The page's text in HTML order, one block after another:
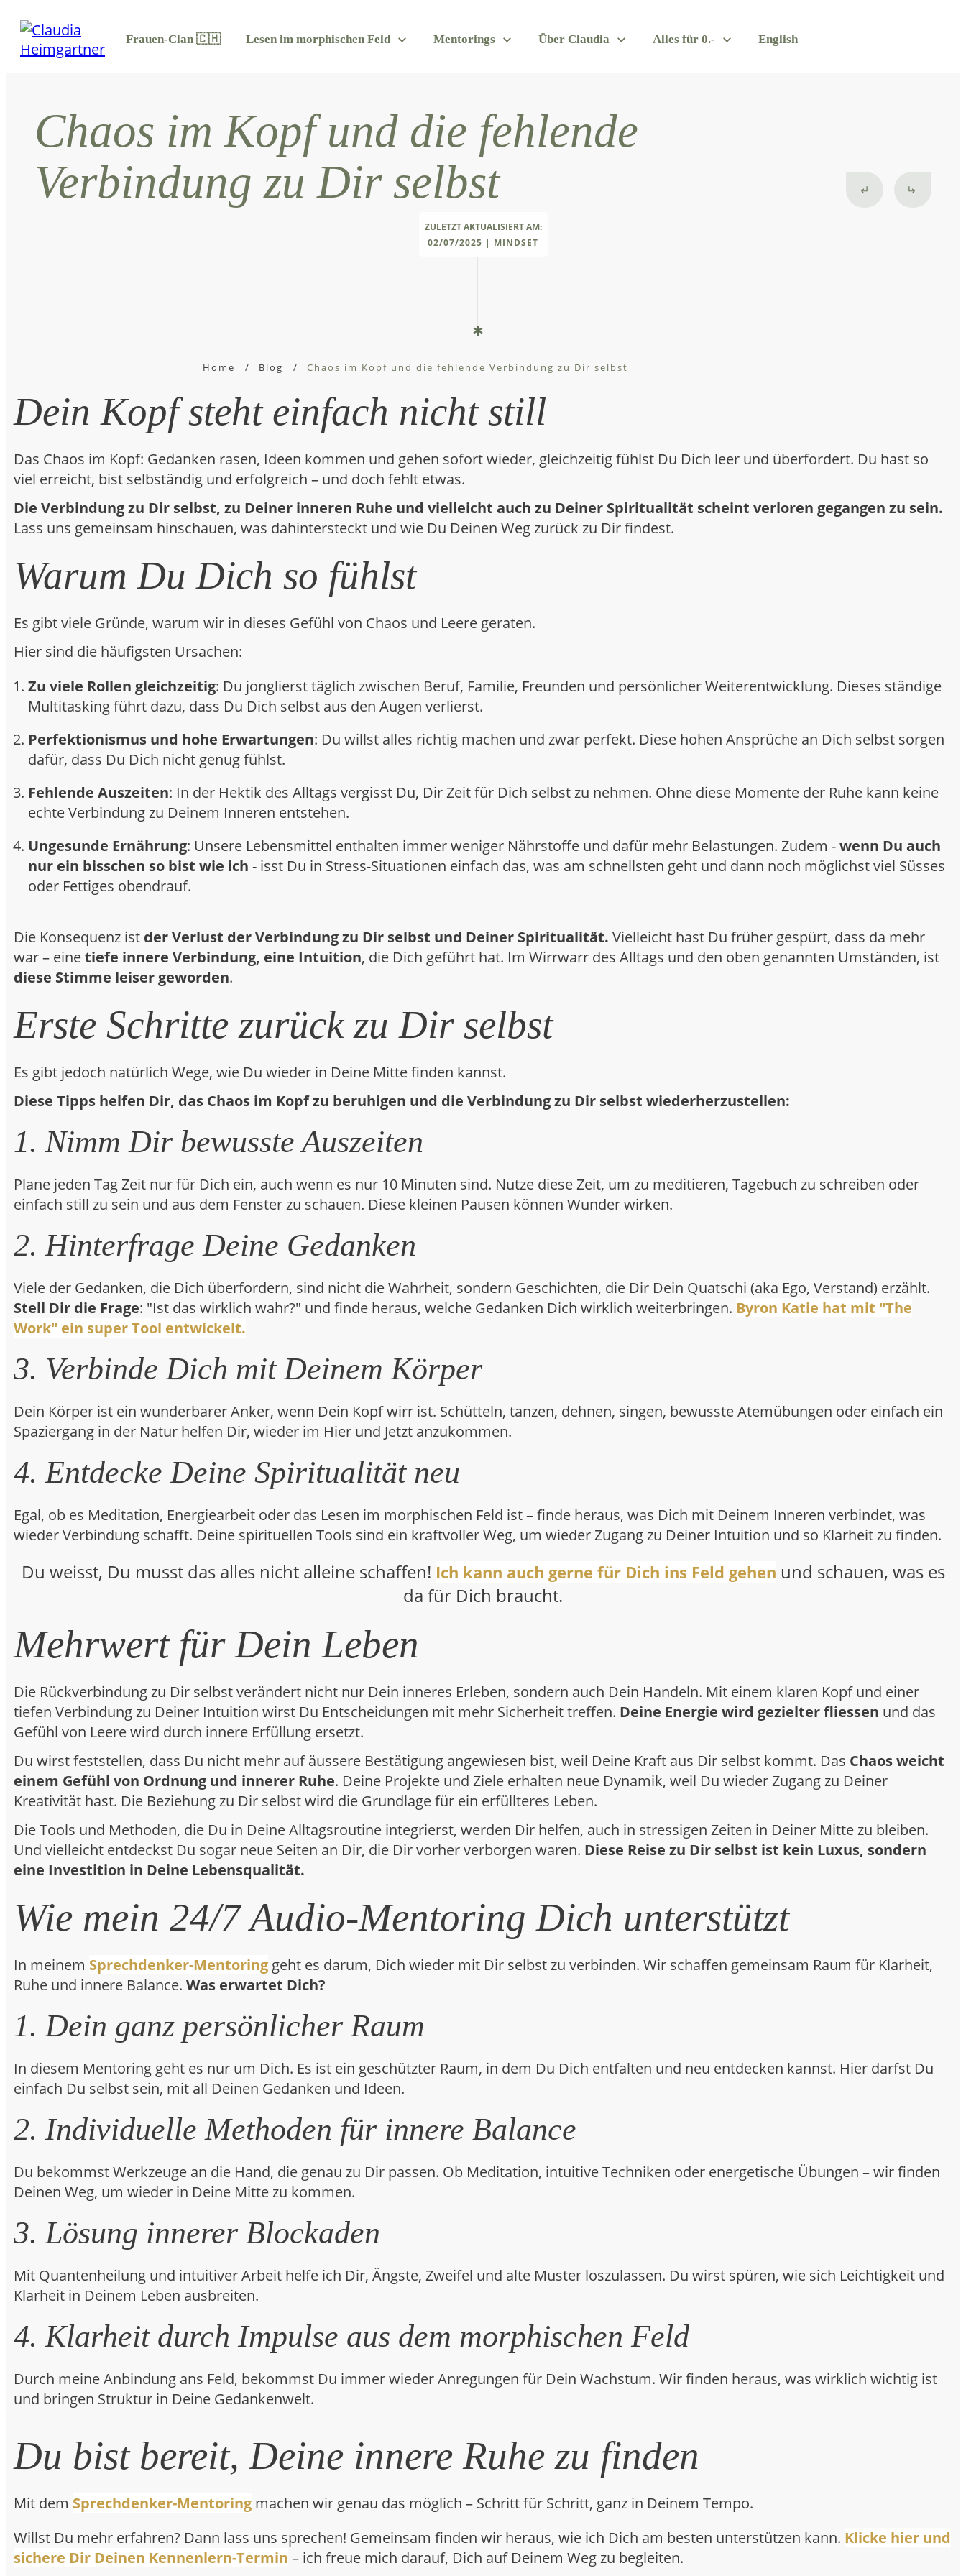
Frauen-Clan 🇨🇭 Lesen im morphischen Feld Mentorings Über Claudia Alles für 0.- English
Chaos im Kopf und die fehlende
Verbindung zu Dir selbst
ZULETZT AKTUALISIERT AM:
02/07/2025 | MINDSET
Home / Blog / Chaos im Kopf und die fehlende Verbindung zu Dir selbst
Dein Kopf steht einfach nicht still
Das Chaos im Kopf: Gedanken rasen, Ideen kommen und gehen sofort wieder, gleichzeitig fühlst Du Dich leer und überfordert. Du hast so
viel erreicht, bist selbständig und erfolgreich – und doch fehlt etwas.
Die Verbindung zu Dir selbst, zu Deiner inneren Ruhe und vielleicht auch zu Deiner Spiritualität scheint verloren gegangen zu sein.
Lass uns gemeinsam hinschauen, was dahintersteckt und wie Du Deinen Weg zurück zu Dir findest.
Warum Du Dich so fühlst
Es gibt viele Gründe, warum wir in dieses Gefühl von Chaos und Leere geraten.
Hier sind die häufigsten Ursachen:
Zu viele Rollen gleichzeitig: Du jonglierst täglich zwischen Beruf, Familie, Freunden und persönlicher Weiterentwicklung. Dieses ständige
Multitasking führt dazu, dass Du Dich selbst aus den Augen verlierst.
Perfektionismus und hohe Erwartungen: Du willst alles richtig machen und zwar perfekt. Diese hohen Ansprüche an Dich selbst sorgen
dafür, dass Du Dich nicht genug fühlst.
Fehlende Auszeiten: In der Hektik des Alltags vergisst Du, Dir Zeit für Dich selbst zu nehmen. Ohne diese Momente der Ruhe kann keine
echte Verbindung zu Deinem Inneren entstehen.
Ungesunde Ernährung: Unsere Lebensmittel enthalten immer weniger Nährstoffe und dafür mehr Belastungen. Zudem -wenn Du auch
nur ein bisschen so bist wie ich - isst Du in Stress-Situationen einfach das, was am schnellsten geht und dann noch möglichst viel Süsses
oder Fettiges obendrauf.
Die Konsequenz ist der Verlust der Verbindung zu Dir selbst und Deiner Spiritualität. Vielleicht hast Du früher gespürt, dass da mehr
war – einetiefe innere Verbindung, eine Intuition, die Dich geführt hat. Im Wirrwarr des Alltags und den oben genannten Umständen, ist
diese Stimme leiser geworden.
Erste Schritte zurück zu Dir selbst
Es gibt jedoch natürlich Wege, wie Du wieder in Deine Mitte finden kannst.
Diese Tipps helfen Dir, das Chaos im Kopf zu beruhigen und die Verbindung zu Dir selbst wiederherzustellen:
1. Nimm Dir bewusste Auszeiten
Plane jeden Tag Zeit nur für Dich ein, auch wenn es nur 10 Minuten sind. Nutze diese Zeit, um zu meditieren, Tagebuch zu schreiben oder
einfach still zu sein und aus dem Fenster zu schauen. Diese kleinen Pausen können Wunder wirken.
2. Hinterfrage Deine Gedanken
Viele der Gedanken, die Dich überfordern, sind nicht die Wahrheit, sondern Geschichten, die Dir Dein Quatschi (aka Ego, Verstand) erzählt.
Stell Dir die Frage: "Ist das wirklich wahr?" und finde heraus, welche Gedanken Dich wirklich weiterbringen. Byron Katie hat mit "The
Work" ein super Tool entwickelt.
3. Verbinde Dich mit Deinem Körper
Dein Körper ist ein wunderbarer Anker, wenn Dein Kopf wirr ist. Schütteln, tanzen, dehnen, singen, bewusste Atemübungen oder einfach ein
Spaziergang in der Natur helfen Dir, wieder im Hier und Jetzt anzukommen.
4. Entdecke Deine Spiritualität neu
Egal, ob es Meditation, Energiearbeit oder das Lesen im morphischen Feld ist – finde heraus, was Dich mit Deinem Inneren verbindet, was
wieder Verbindung schafft. Deine spirituellen Tools sind ein kraftvoller Weg, um wieder Zugang zu Deiner Intuition und so Klarheit zu finden.
Du weisst, Du musst das alles nicht alleine schaffen! Ich kann auch gerne für Dich ins Feld gehen und schauen, was es
da für Dich braucht.
Mehrwert für Dein Leben
Die Rückverbindung zu Dir selbst verändert nicht nur Dein inneres Erleben, sondern auch Dein Handeln. Mit einem klaren Kopf und einer
tiefen Verbindung zu Deiner Intuition wirst Du Entscheidungen mit mehr Sicherheit treffen. Deine Energie wird gezielter fliessen und das
Gefühl von Leere wird durch innere Erfüllung ersetzt.
Du wirst feststellen, dass Du nicht mehr auf äussere Bestätigung angewiesen bist, weil Deine Kraft aus Dir selbst kommt. Das Chaos weicht
einem Gefühl von Ordnung und innerer Ruhe. Deine Projekte und Ziele erhalten neue Dynamik, weil Du wieder Zugang zu Deiner
Kreativität hast. Die Beziehung zu Dir selbst wird die Grundlage für ein erfüllteres Leben.
Die Tools und Methoden, die Du in Deine Alltagsroutine integrierst, werden Dir helfen, auch in stressigen Zeiten in Deiner Mitte zu bleiben.
Und vielleicht entdeckst Du sogar neue Seiten an Dir, die Dir vorher verborgen waren. Diese Reise zu Dir selbst ist kein Luxus, sondern
eine Investition in Deine Lebensqualität.
Wie mein 24/7 Audio-Mentoring Dich unterstützt
In meinem Sprechdenker-Mentoring geht es darum, Dich wieder mit Dir selbst zu verbinden. Wir schaffen gemeinsam Raum für Klarheit,
Ruhe und innere Balance. Was erwartet Dich?
1. Dein ganz persönlicher Raum
In diesem Mentoring geht es nur um Dich. Es ist ein geschützter Raum, in dem Du Dich entfalten und neu entdecken kannst. Hier darfst Du
einfach Du selbst sein, mit all Deinen Gedanken und Ideen.
2. Individuelle Methoden für innere Balance
Du bekommst Werkzeuge an die Hand, die genau zu Dir passen. Ob Meditation, intuitive Techniken oder energetische Übungen – wir finden
Deinen Weg, um wieder in Deine Mitte zu kommen.
3. Lösung innerer Blockaden
Mit Quantenheilung und intuitiver Arbeit helfe ich Dir, Ängste, Zweifel und alte Muster loszulassen. Du wirst spüren, wie sich Leichtigkeit und
Klarheit in Deinem Leben ausbreiten.
4. Klarheit durch Impulse aus dem morphischen Feld
Durch meine Anbindung ans Feld, bekommst Du immer wieder Anregungen für Dein Wachstum. Wir finden heraus, was wirklich wichtig ist
und bringen Struktur in Deine Gedankenwelt.
Du bist bereit, Deine innere Ruhe zu finden
Mit dem Sprechdenker-Mentoring machen wir genau das möglich – Schritt für Schritt, ganz in Deinem Tempo.
Willst Du mehr erfahren? Dann lass uns sprechen! Gemeinsam finden wir heraus, wie ich Dich am besten unterstützen kann. Klicke hier und
sichere Dir Deinen Kennenlern-Termin – ich freue mich darauf, Dich auf Deinem Weg zu begleiten.